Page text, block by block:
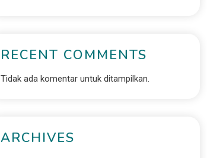
RECENT COMMENTS
Tidak ada komentar untuk ditampilkan.
ARCHIVES